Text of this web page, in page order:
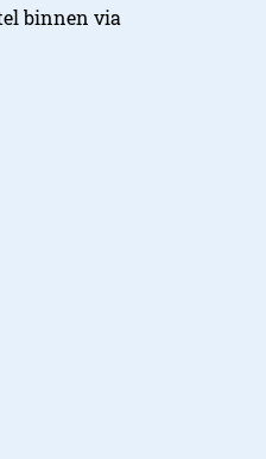
binnen via